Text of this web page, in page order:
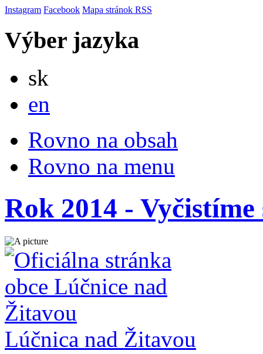
Instagram Facebook Mapa stránok RSS
Výber jazyka
sk
en
Rovno na obsah
Rovno na menu
Rok 2014 -
Lúčnica nad Žitavou